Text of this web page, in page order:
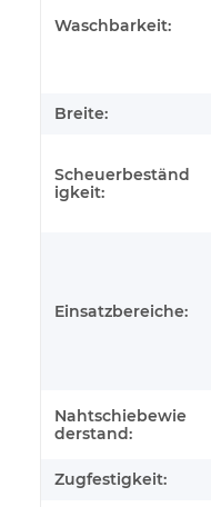
Waschbarkeit:
Breite:
Scheuerbeständ
igkeit:
Einsatzbereiche:
Nahtschiebewie
derstand:
Zugfestigkeit: